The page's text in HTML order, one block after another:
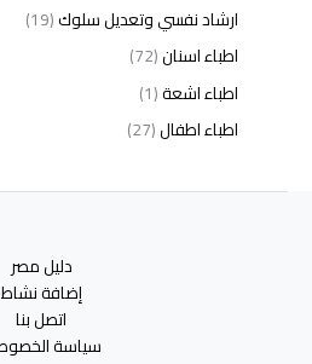
ارشاد نفسي وتعديل سلوك(19)
اطباء اسنان(72)
اطباء اشعة(1)
اطباء اطفال(27)
اطباء امراض الذكورة(1)
دليل مصر
إضافة نشاط
اتصل بنا
سياسة